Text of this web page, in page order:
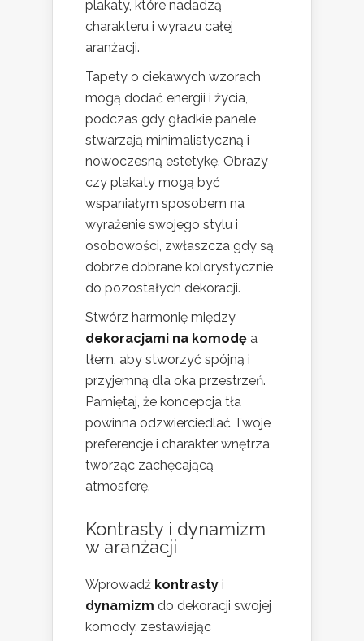
plakaty, które nadadzą
charakteru i wyrazu całej
aranżacji.
Tapety o ciekawych wzorach
mogą dodać energii i życia,
podczas gdy gładkie panele
stwarzają minimalistyczną i
nowoczesną estetykę. Obrazy
czy plakaty mogą być
wspaniałym sposobem na
wyrażenie swojego stylu i
osobowości, zwłaszcza gdy są
dobrze dobrane kolorystycznie
do pozostałych dekoracji.
Stwórz harmonię między
dekoracjami na komodę a
tłem, aby stworzyć spójną i
przyjemną dla oka przestrzeń.
Pamiętaj, że koncepcja tła
powinna odzwierciedlać Twoje
preferencje i charakter wnętrza,
tworząc zachęcającą
atmosferę.
Kontrasty i dynamizm
w aranżacji
Wprowadź kontrasty i
dynamizm do dekoracji swojej
komody, zestawiając